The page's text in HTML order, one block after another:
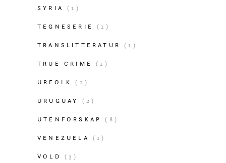
SYRIA (1)
TEGNESERIE (1)
TRANSLITTERATUR (1)
TRUE CRIME (1)
URFOLK (2)
URUGUAY (2)
UTENFORSKAP (8)
VENEZUELA (1)
VOLD (3)